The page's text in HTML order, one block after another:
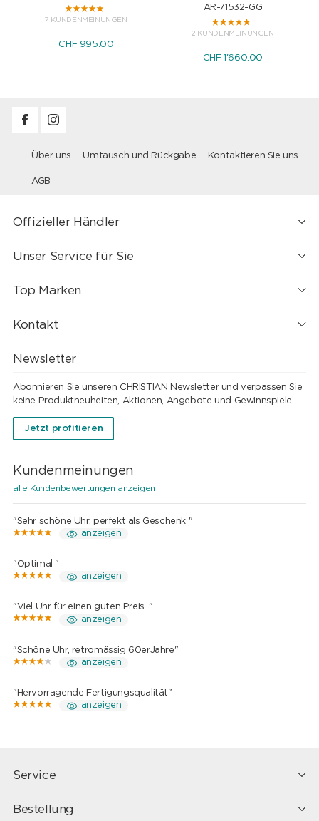
7 KUNDENMEINUNGEN
CHF 995.00
AR-71532-GG
2 KUNDENMEINUNGEN
CHF 1'660.00
Über uns Umtausch und Rückgabe Kontaktieren Sie uns
AGB
Offizieller Händler
Unser Service für Sie
Top Marken
Kontakt
Newsletter
Abonnieren Sie unseren CHRISTIAN Newsletter und verpassen Sie
keine Produktneuheiten, Aktionen, Angebote und Gewinnspiele.
Jetzt profitieren
Kundenmeinungen
alle Kundenbewertungen anzeigen
"Sehr schöne Uhr, perfekt als Geschenk "
anzeigen
"Optimal "
anzeigen
"Viel Uhr für einen guten Preis. "
anzeigen
"Schöne Uhr, retromässig 60erJahre"
anzeigen
"Hervorragende Fertigungsqualität"
anzeigen
Service
Bestellung